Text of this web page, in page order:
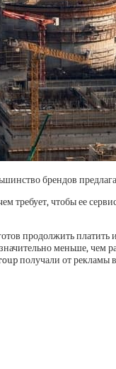
брендов
требует, чтобы ее
продолжить
меньше,
получали от рекламы